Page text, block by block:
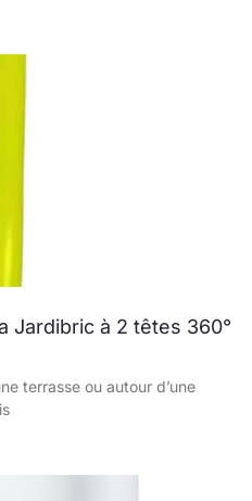
Jardibric à 2 têtes 360°
terrasse ou autour d’une